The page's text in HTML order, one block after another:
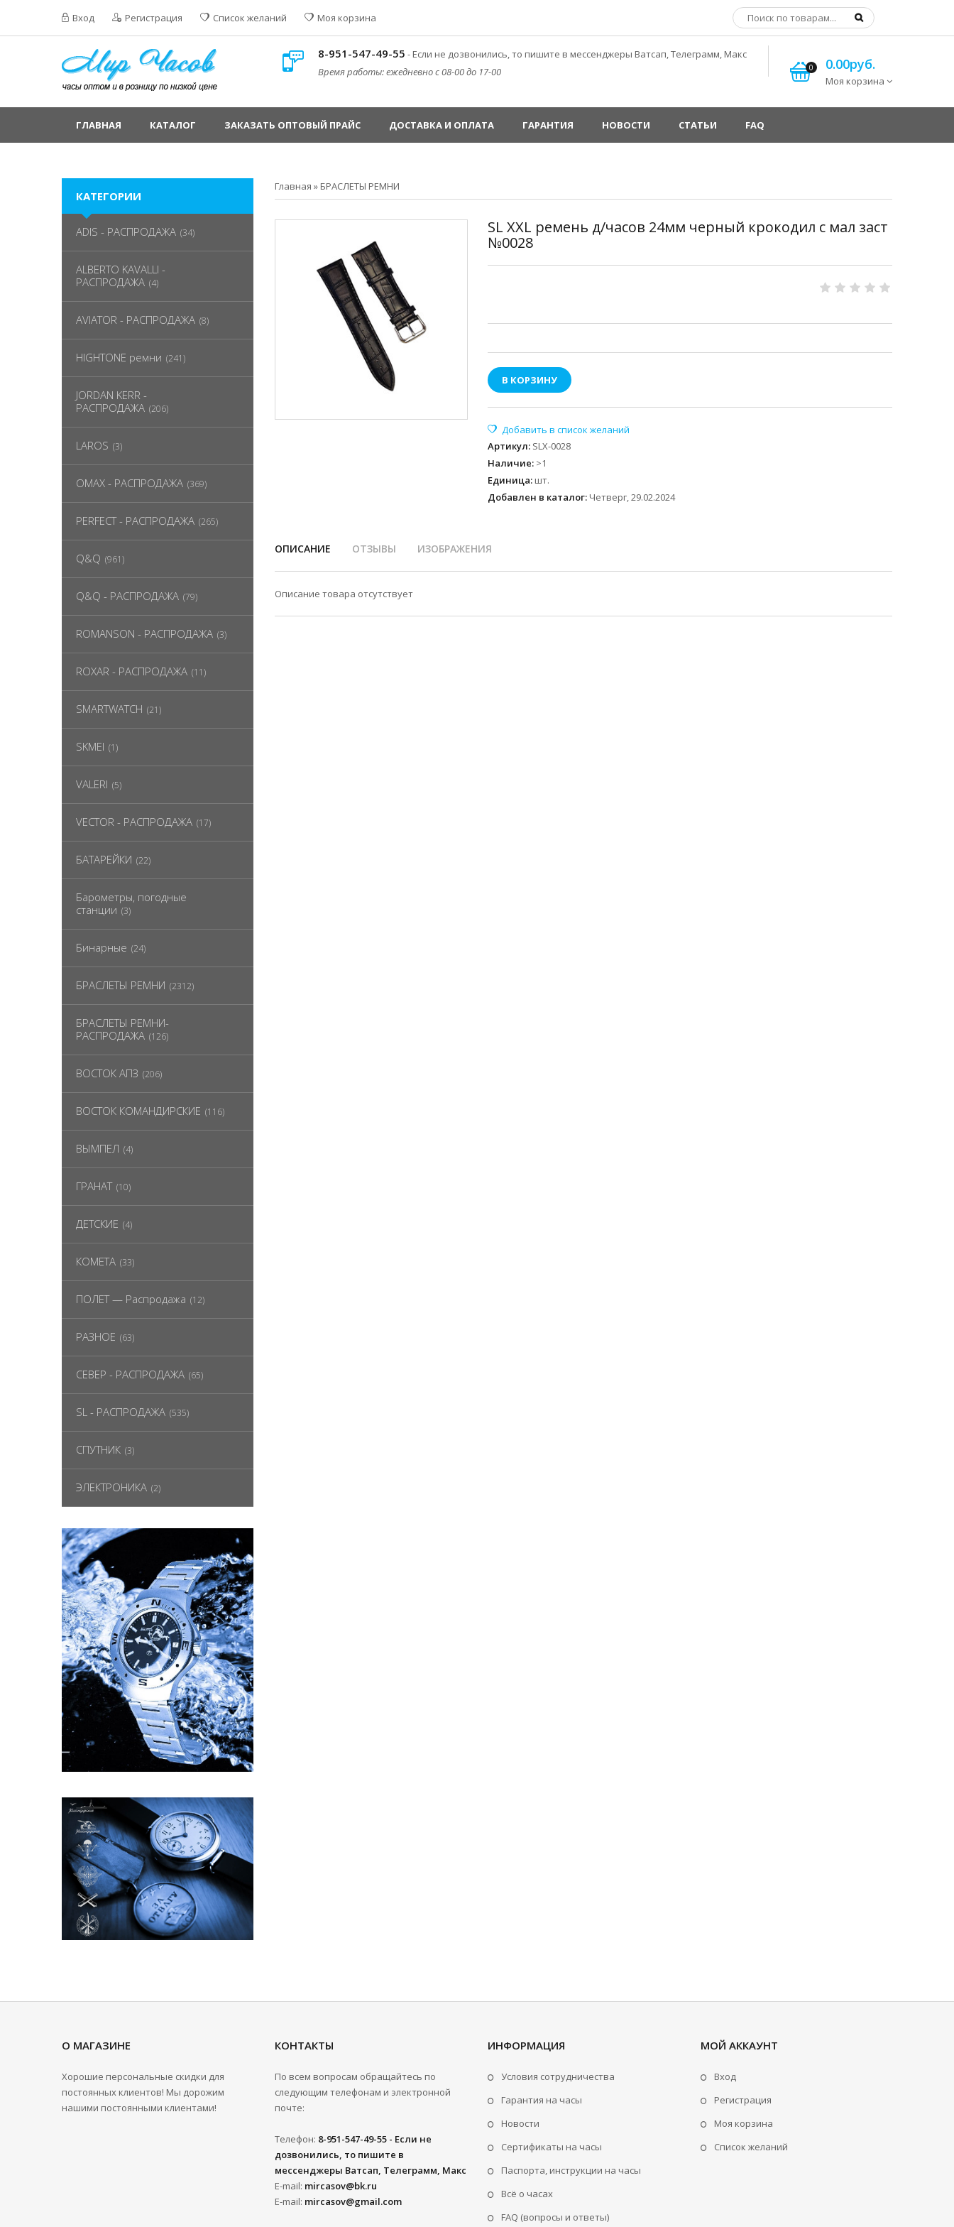
Вход Регистрация Список желаний Моя корзина
8-951-547-49-55 - Если не дозвонились, то пишите в мессенджеры Ватсап, Телеграмм, Макс
Время работы: ежедневно с 08-00 до 17-00
0 0.00руб.
Моя корзина
ГЛАВНАЯ КАТАЛОГ ЗАКАЗАТЬ ОПТОВЫЙ ПРАЙС ДОСТАВКА И ОПЛАТА ГАРАНТИЯ НОВОСТИ СТАТЬИ FAQ
Главная » БРАСЛЕТЫ РЕМНИ
SL XXL ремень д/часов 24мм черный крокодил с мал заст
№0028
В КОРЗИНУ
Артикул: SLX-0028
Наличие: >1
Единица: шт.
Добавлен в каталог: Четверг, 29.02.2024
ОПИСАНИЕ ОТЗЫВЫ ИЗОБРАЖЕНИЯ
Описание товара отсутствует
КАТЕГОРИИ
ADIS - РАСПРОДАЖА (34)
ALBERTO KAVALLI -
РАСПРОДАЖА (4)
AVIATOR - РАСПРОДАЖА (8)
HIGHTONE ремни (241)
JORDAN KERR -
РАСПРОДАЖА (206)
LAROS (3)
OMAX - РАСПРОДАЖА (369)
PERFECT - РАСПРОДАЖА (265)
Q&Q (961)
Q&Q - РАСПРОДАЖА (79)
ROMANSON - РАСПРОДАЖА (3)
ROXAR - РАСПРОДАЖА (11)
SMARTWATCH (21)
SKMEI (1)
VALERI (5)
VECTOR - РАСПРОДАЖА (17)
БАТАРЕЙКИ (22)
Барометры, погодные
станции (3)
Бинарные (24)
БРАСЛЕТЫ РЕМНИ (2312)
БРАСЛЕТЫ РЕМНИ-
РАСПРОДАЖА (126)
ВОСТОК АПЗ (206)
ВОСТОК КОМАНДИРСКИЕ (116)
ВЫМПЕЛ (4)
ГРАНАТ (10)
ДЕТСКИЕ (4)
КОМЕТА (33)
ПОЛЕТ — Распродажа (12)
РАЗНОЕ (63)
СЕВЕР - РАСПРОДАЖА (65)
SL - РАСПРОДАЖА (535)
СПУТНИК (3)
ЭЛЕКТРОНИКА (2)
О МАГАЗИНЕ
Хорошие персональные скидки для
постоянных клиентов! Мы дорожим
нашими постоянными клиентами!
КОНТАКТЫ
По всем вопросам обращайтесь по
следующим телефонам и электронной
почте:
Телефон: 8-951-547-49-55 - Если не
дозвонились, то пишите в
мессенджеры Ватсап, Телеграмм, Макс
E-mail: mircasov@bk.ru
E-mail: mircasov@gmail.com
ИНФОРМАЦИЯ
Условия сотрудничества
Гарантия на часы
Новости
Сертификаты на часы
Паспорта, инструкции на часы
Всё о часах
FAQ (вопросы и ответы)
МОЙ АККАУНТ
Вход
Регистрация
Моя корзина
Cписок желаний